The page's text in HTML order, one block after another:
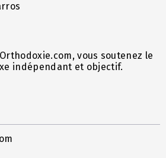
vous soutenez le
indépendant et objectif.